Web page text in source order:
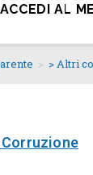
AL
> > Altri